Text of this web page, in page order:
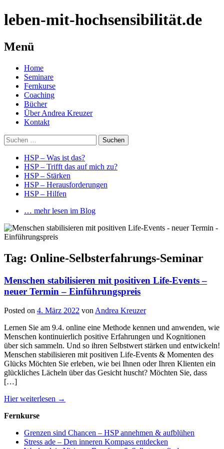
leben-mit-hochsensibilität.de
Menü
Springe
zum
Inhalt
Home
Seminare
Fernkurse
Coaching
Bücher
Über Andrea Kreuzer
Kontakt
Suchen
nach:
HSP – Was ist das?
HSP – Trifft das auf mich zu?
HSP – Stärken
HSP – Herausforderungen
HSP – Hilfen
… mehr lesen im Blog
Tag: Online-Selbsterfahrungs-Seminar
Menschen stabilisieren mit positiven Life-Events –
neuer Termin – Einführungspreis
Posted on 4. März 2022 von Andrea Kreuzer
Lernen Sie am 9.4. online eine Methode kennen und anwenden, wie
Menschen kontinuierlich positive Erfahrungen und Kognitionen
über sich sammeln. Und so ihren Selbstwert stärken und entwickeln!
Menschen stabilisieren mit positiven Life-Events & Momenten des
Glücks Möchten Sie erleben, wie bei Ihnen oder Ihren Klienten ein
glückliches Lächeln über das Gesicht huscht? Möchten Sie, dass
[…]
Hier weiterlesen →
Fernkurse
Grenzen sind Chancen – HSP annehmen & aufblühen
Stress ade – Den inneren Kompass entdecken